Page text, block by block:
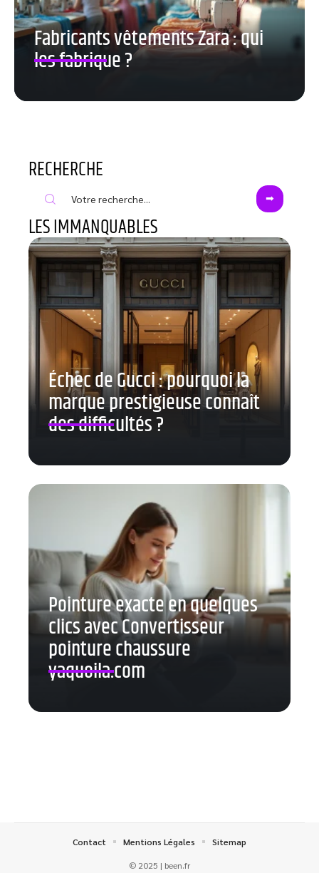
Fabricants vêtements Zara : qui
les fabrique ?
RECHERCHE
LES IMMANQUABLES
Échec de Gucci : pourquoi la
marque prestigieuse connaît
des difficultés ?
Pointure exacte en quelques
clics avec Convertisseur
pointure chaussure
yaquoila.com
© 2025 | been.fr
Contact Mentions Légales Sitemap